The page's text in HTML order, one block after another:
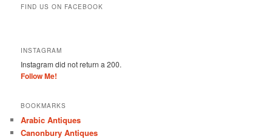
FIND US ON FACEBOOK
INSTAGRAM
Instagram did not return a 200.
Follow Me!
BOOKMARKS
Arabic Antiques
Canonbury Antiques